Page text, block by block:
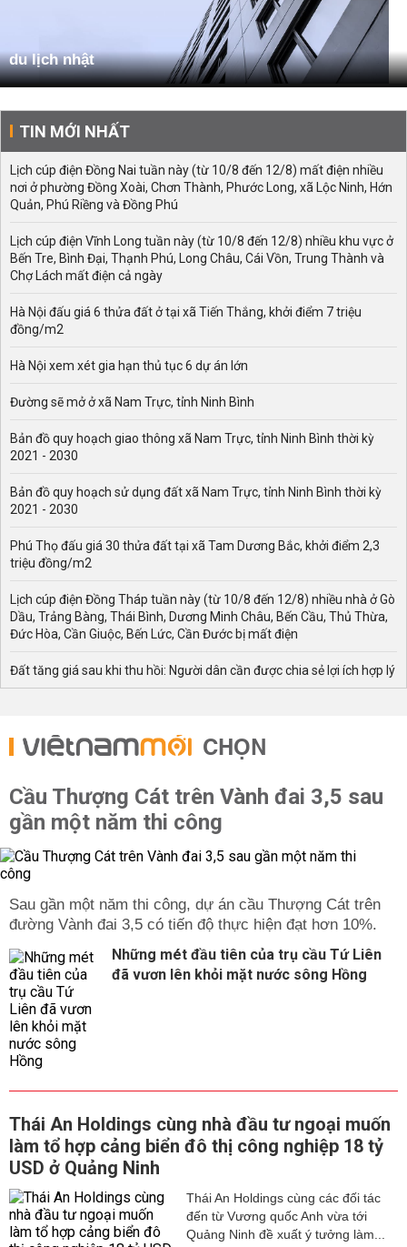
du lịch nhật
TIN MỚI NHẤT
Lịch cúp điện Đồng Nai tuần này (từ 10/8 đến 12/8) mất điện nhiều
nơi ở phường Đồng Xoài, Chơn Thành, Phước Long, xã Lộc Ninh, Hớn
Quản, Phú Riềng và Đồng Phú
Lịch cúp điện Vĩnh Long tuần này (từ 10/8 đến 12/8) nhiều khu vực ở
Bến Tre, Bình Đại, Thạnh Phú, Long Châu, Cái Vồn, Trung Thành và
Chợ Lách mất điện cả ngày
Hà Nội đấu giá 6 thửa đất ở tại xã Tiến Thắng, khởi điểm 7 triệu
đồng/m2
Hà Nội xem xét gia hạn thủ tục 6 dự án lớn
Đường sẽ mở ở xã Nam Trực, tỉnh Ninh Bình
Bản đồ quy hoạch giao thông xã Nam Trực, tỉnh Ninh Bình thời kỳ
2021 - 2030
Bản đồ quy hoạch sử dụng đất xã Nam Trực, tỉnh Ninh Bình thời kỳ
2021 - 2030
Phú Thọ đấu giá 30 thửa đất tại xã Tam Dương Bắc, khởi điểm 2,3
triệu đồng/m2
Lịch cúp điện Đồng Tháp tuần này (từ 10/8 đến 12/8) nhiều nhà ở Gò
Dầu, Trảng Bàng, Thái Bình, Dương Minh Châu, Bến Cầu, Thủ Thừa,
Đức Hòa, Cần Giuộc, Bến Lức, Cần Đước bị mất điện
Đất tăng giá sau khi thu hồi: Người dân cần được chia sẻ lợi ích hợp lý
CHỌN
Cầu Thượng Cát trên Vành đai 3,5 sau
gần một năm thi công
Sau gần một năm thi công, dự án cầu Thượng Cát trên
đường Vành đai 3,5 có tiến độ thực hiện đạt hơn 10%.
Những mét đầu tiên của trụ cầu Tứ Liên
đã vươn lên khỏi mặt nước sông Hồng
Thái An Holdings cùng nhà đầu tư ngoại muốn
làm tổ hợp cảng biển đô thị công nghiệp 18 tỷ
USD ở Quảng Ninh
Thái An Holdings cùng các đối tác
đến từ Vương quốc Anh vừa tới
Quảng Ninh đề xuất ý tưởng làm...